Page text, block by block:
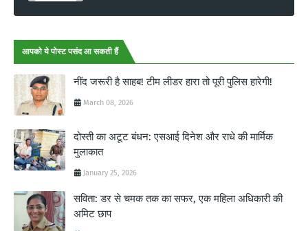
आपको ये पोस्ट पसंद आ सकती हैं
नींद जरूरी है साहब! टीम लीडर हारा तो पूरी पुलिस हारेगी!
March 08, 2026
दोस्ती का अटूट बंधन: एसआई दिनेश और राधे की मार्मिक
मुलाकात
January 25, 2026
सविता: डर से चमक तक का सफर, एक महिला अधिकारी की
अमिट छाप